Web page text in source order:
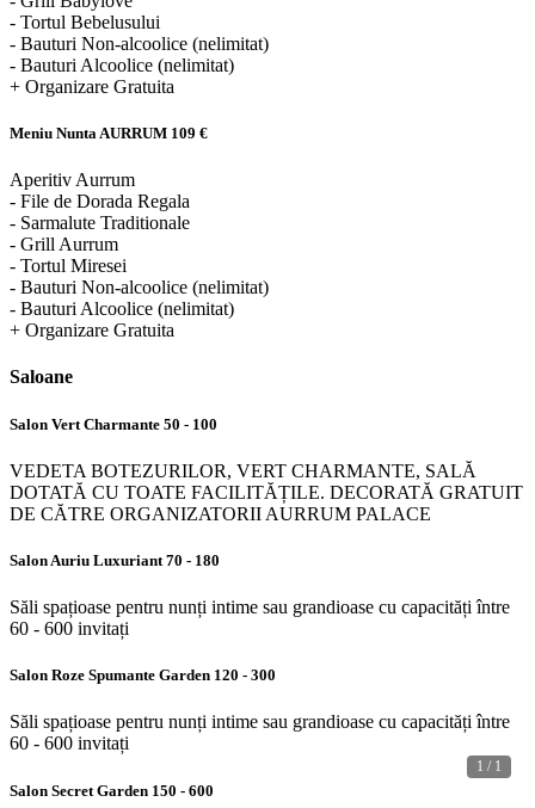
1 / 1
- Tortul Bebelusului
- Bauturi Non-alcoolice (nelimitat)
- Bauturi Alcoolice (nelimitat)
+ Organizare Gratuita
Meniu Nunta AURRUM 109 €
Aperitiv Aurrum
- File de Dorada Regala
- Sarmalute Traditionale
- Grill Aurrum
- Tortul Miresei
- Bauturi Non-alcoolice (nelimitat)
- Bauturi Alcoolice (nelimitat)
+ Organizare Gratuita
Saloane
Salon Vert Charmante 50 - 100
VEDETA BOTEZURILOR, VERT CHARMANTE, SALĂ
DOTATĂ CU TOATE FACILITĂȚILE. DECORATĂ GRATUIT
DE CĂTRE ORGANIZATORII AURRUM PALACE
Salon Auriu Luxuriant 70 - 180
Săli spațioase pentru nunți intime sau grandioase cu capacități între
60 - 600 invitați
Salon Roze Spumante Garden 120 - 300
Săli spațioase pentru nunți intime sau grandioase cu capacități între
60 - 600 invitați
Salon Secret Garden 150 - 600